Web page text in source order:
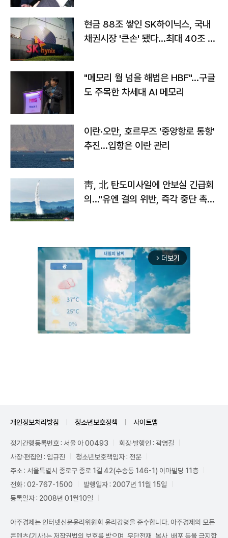
현금 88조 쌓인 SK하이닉스, 국내
채권시장 '큰손' 됐다…최대 40조 투
"메모리 월 넘을 해법은 HBF"…구글
도 주목한 차세대 AI 메모리
이란·오만, 호르무즈 '중앙항로 통항'
추진…입항은 이란 관리
靑, 北 탄도미사일에 안보실 긴급회
의…"유엔 결의 위반, 즉각 중단 촉
arrow_forward_ios 더보기
개인정보처리방침 청소년보호정책 사이트맵
정기간행등록번호 : 서울 아 00493
회장·발행인 : 곽영길
사장·편집인 : 임규진
청소년보호책임자 : 전운
주소 : 서울특별시 종로구 종로 1길 42(수송동 146-1) 이마빌딩 11층
전화 : 02-767-1500
발행일자 : 2007년 11월 15일
등록일자 : 2008년 01월10일
아주경제는 인터넷신문윤리위원회 윤리강령을 준수합니다. 아주경제의 모든
콘텐츠(기사)는 저작권법의 보호를 받으며, 무단전재, 복사, 배포 등을 금지합